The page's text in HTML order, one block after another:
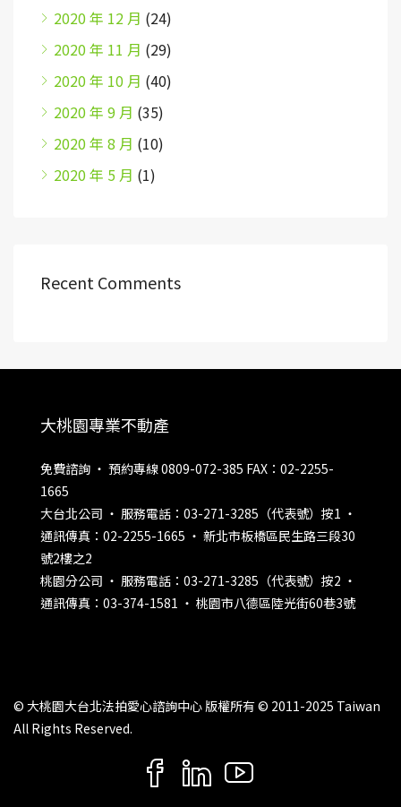
2020 年 12 月 (24)
2020 年 11 月 (29)
2020 年 10 月 (40)
2020 年 9 月 (35)
2020 年 8 月 (10)
2020 年 5 月 (1)
Recent Comments
大桃園專業不動產
免費諮詢 ‧ 預約專線 0809-072-385 FAX：02-2255-
1665
大台北公司 ‧ 服務電話：03-271-3285（代表號）按1 ‧
通訊傳真：02-2255-1665 ‧ 新北市板橋區民生路三段30
號2樓之2
桃園分公司 ‧ 服務電話：03-271-3285（代表號）按2 ‧
通訊傳真：03-374-1581 ‧ 桃園市八德區陸光街60巷3號
© 大桃園大台北法拍愛心諮詢中心 版權所有 © 2011-2025 Taiwan
All Rights Reserved.